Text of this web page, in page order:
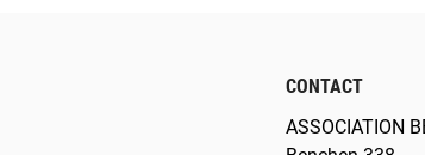
CONTACT
ASSOCIATION